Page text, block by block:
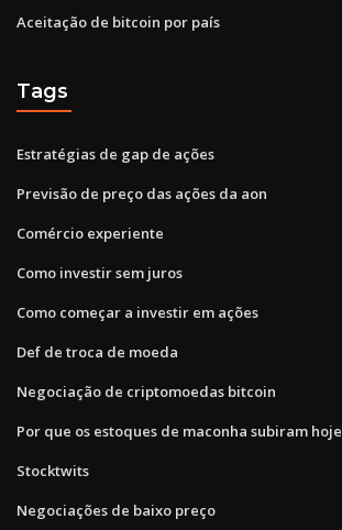
Aceitação de bitcoin por país
Tags
Estratégias de gap de ações
Previsão de preço das ações da aon
Comércio experiente
Como investir sem juros
Como começar a investir em ações
Def de troca de moeda
Negociação de criptomoedas bitcoin
Por que os estoques de maconha subiram hoje
Stocktwits
Negociações de baixo preço